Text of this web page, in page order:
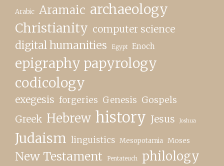
Arabic Aramaic archaeology
Christianity computer science
digital humanities Egypt Enoch
epigraphy papyrology
codicology
exegesis forgeries Genesis Gospels
Greek Hebrew history Jesus Joshua
Judaism linguistics Mesopotamia Moses
New Testament Pentateuch philology